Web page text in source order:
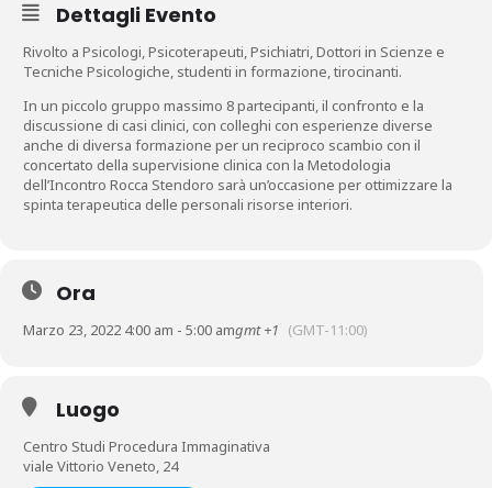
Dettagli Evento
Rivolto a Psicologi, Psicoterapeuti, Psichiatri, Dottori in Scienze e
Tecniche Psicologiche, studenti in formazione, tirocinanti.
In un piccolo gruppo massimo 8 partecipanti, il confronto e la
discussione di casi clinici, con colleghi con esperienze diverse
anche di diversa formazione per un reciproco scambio con il
concertato della supervisione clinica con la Metodologia
dell’Incontro Rocca Stendoro sarà un’occasione per ottimizzare la
spinta terapeutica delle personali risorse interiori.
Ora
Marzo 23, 2022 4:00 am - 5:00 amgmt +1 (GMT-11:00)
Luogo
Centro Studi Procedura Immaginativa
viale Vittorio Veneto, 24